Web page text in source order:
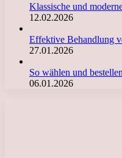
Klassische und
12.02.2026
Effektive Behandlung
27.01.2026
So wählen und
06.01.2026